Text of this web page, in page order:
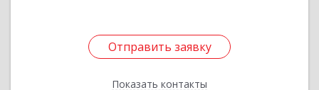
Отправить заявку
Показать контакты
Отправить заявку
Назад